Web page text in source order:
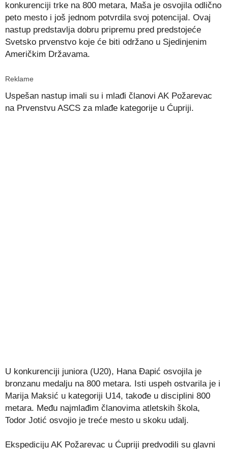
konkurenciji trke na 800 metara, Maša je osvojila odlično
peto mesto i još jednom potvrdila svoj potencijal. Ovaj
nastup predstavlja dobru pripremu pred predstojeće
Svetsko prvenstvo koje će biti održano u Sjedinjenim
Američkim Državama.
Reklame
Uspešan nastup imali su i mlađi članovi AK Požarevac
na Prvenstvu ASCS za mlađe kategorije u Ćupriji.
U konkurenciji juniora (U20), Hana Đapić osvojila je
bronzanu medalju na 800 metara. Isti uspeh ostvarila je i
Marija Maksić u kategoriji U14, takođe u disciplini 800
metara. Među najmlađim članovima atletskih škola,
Todor Jotić osvojio je treće mesto u skoku udalj.
Ekspediciju AK Požarevac u Ćupriji predvodili su glavni